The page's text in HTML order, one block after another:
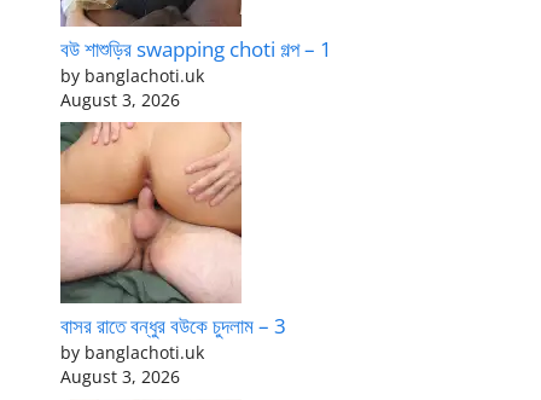
বউ শাশুড়ির swapping choti গল্প – 1
by banglachoti.uk
August 3, 2026
বাসর রাতে বন্ধুর বউকে চুদলাম – 3
by banglachoti.uk
August 3, 2026